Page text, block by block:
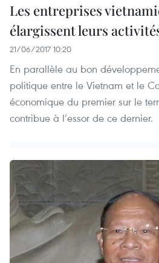
Les entreprises
élargissent leurs
21/06/2017 10:20
En parallèle au bon
politique entre le Vietnam et le
économique du premier sur le
contribue à l’essor de ce dernier.